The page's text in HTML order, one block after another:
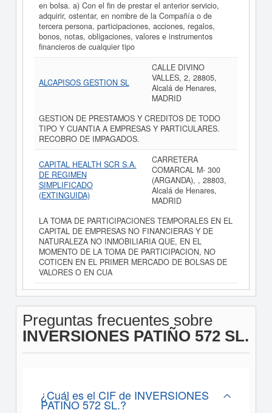
en bolsa. a) Con el fin de prestar el anterior servicio,
adquirir, ostentar, en nombre de la Compañía o de
tercera persona, participaciones, acciones, regalos,
bonos, notas, obligaciones, valores e instrumentos
financieros de cualquier tipo
ALCAPISOS GESTION SL
CALLE DIVINO
VALLES, 2, 28805,
Alcalá de Henares,
MADRID
GESTION DE PRESTAMOS Y CREDITOS DE TODO
TIPO Y CUANTIA A EMPRESAS Y PARTICULARES.
RECOBRO DE IMPAGADOS.
CAPITAL HEALTH SCR S.A.
DE REGIMEN
SIMPLIFICADO
(EXTINGUIDA)
CARRETERA
COMARCAL M- 300
(ARGANDA), , 28803,
Alcalá de Henares,
MADRID
LA TOMA DE PARTICIPACIONES TEMPORALES EN EL
CAPITAL DE EMPRESAS NO FINANCIERAS Y DE
NATURALEZA NO INMOBILIARIA QUE, EN EL
MOMENTO DE LA TOMA DE PARTICIPACION, NO
COTICEN EN EL PRIMER MERCADO DE BOLSAS DE
VALORES O EN CUA
Preguntas frecuentes sobre
INVERSIONES PATIÑO 572 SL.
¿Cuál es el CIF de INVERSIONES
PATIÑO 572 SL.?